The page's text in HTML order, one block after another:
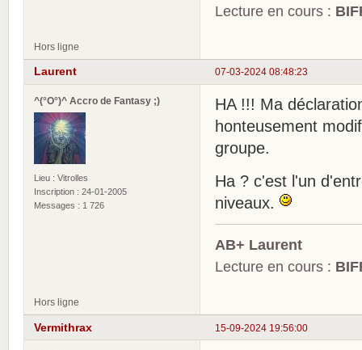
Lecture en cours :
Hors ligne
07-03-2024 08:48:23
Laurent
^(°O°)^ Accro de Fantasy ;)
Lieu : Vitrolles
Inscription : 24-01-2005
Messages : 1 726
HA !!! Ma
honteusement
groupe.
Ha ? c'est l'un
niveaux.
AB+ Laurent
Lecture en cours :
Hors ligne
15-09-2024 19:56:00
Vermithrax